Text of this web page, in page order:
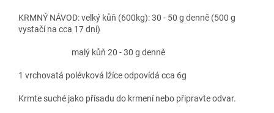
KRMNÝ NÁVOD: velký kůň (600kg): 30 - 50 g denně (500 g
vystačí na cca 17 dní)
malý kůň 20 - 30 g denně
1 vrchovatá polévková lžíce odpovídá cca 6g
Krmte suché jako přísadu do krmení nebo připravte odvar.